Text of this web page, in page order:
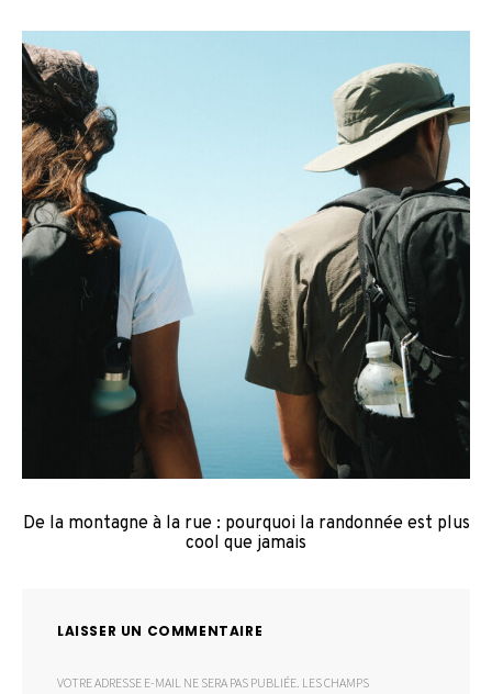
De la montagne à la rue : pourquoi la randonnée est plus
cool que jamais
LAISSER UN COMMENTAIRE
VOTRE ADRESSE E-MAIL NE SERA PAS PUBLIÉE. LES CHAMPS